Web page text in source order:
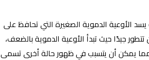
الأوعية الدموية الصغيرة التي تحافظ على
جيدًا حيث تبدأ الأوعية الدموية بالضعف،
مما يمكن أن يتسبب في ظهور حالة أخرى تسمى